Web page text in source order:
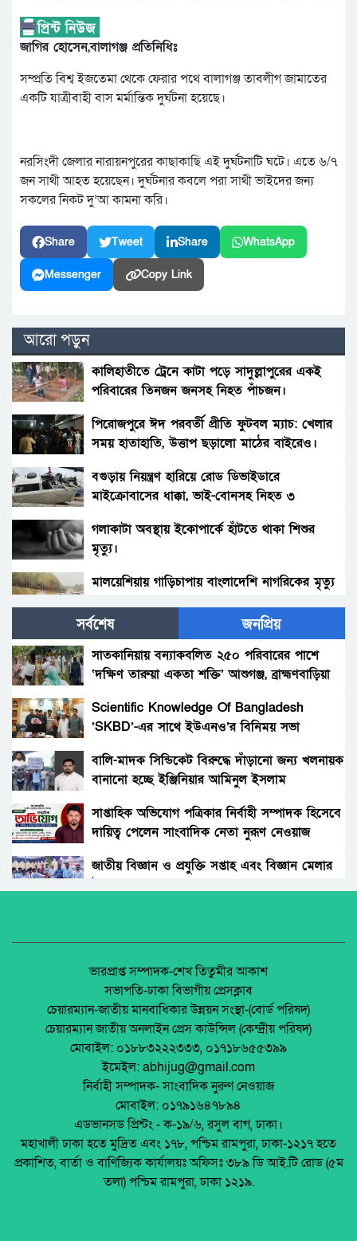
জাগির হোসেন,বালাগঞ্জ প্রতিনিধিঃ
সম্প্রতি বিশ্ব ইজতেমা থেকে ফেরার পথে বালাগঞ্জ তাবলীগ জামাতের
একটি যাত্রীবাহী বাস মর্মান্তিক দুর্ঘটনা হয়েছে।
নরসিংদী জেলার নারায়নপুরের কাছাকাছি এই দুর্ঘটনাটি ঘটে। এতে ৬/৭
জন সাথী আহত হয়েছেন। দুর্ঘটনার কবলে পরা সাথী ভাইদের জন্য
সকলের নিকট দু’আ কামনা করি।
Share Tweet Share WhatsApp
Messenger Copy Link
আরো পড়ুন
কালিহাতীতে ট্রেনে কাটা পড়ে সাদুল্লাপুরের একই
পরিবারের তিনজন জনসহ নিহত পাঁচজন।
পিরোজপুরে ঈদ পরবর্তী প্রীতি ফুটবল ম্যাচ: খেলার
সময় হাতাহাতি, উত্তাপ ছড়ালো মাঠের বাইরেও।
বগুড়ায় নিয়ন্ত্রণ হারিয়ে রোড ডিভাইডারে
মাইক্রোবাসের ধাক্কা, ভাই-বোনসহ নিহত ৩
গলাকাটা অবস্থায় ইকোপার্কে হাঁটতে থাকা শিশুর
মৃত্যু।
মালয়েশিয়ায় গাড়িচাপায় বাংলাদেশি নাগরিকের মৃত্যু
চীনে আতশবাজির দোকানে বিস্ফোরণ, নিহত ১২
সংঘর্ষে নিহত ১,গুরুতর আহত শতাধিক
প্রাণ
ঠাকুরগাঁওয়ে স্কুলশিক্ষার্থীর মরদেহ নিয়ে সড়ক
অবরোধ
কালীগঞ্জে ড্রাম ট্রাকের চাপায় সিএনজির ২ যাত্রী নিহত
আহত ৩
একজনের মৃত্যু।
খিলা বাজারে বাসের সাথে অটোর ধাক্কা এতে
ঘটনাস্থলে একজন মারা যায় এবং অনেক লোক আহত
হয়েছে উদ্ধারের কাজ চলছে
এক ভয়াবহ সড়ক দুর্ঘটনা ঘটেছে যার উদ্ধার কাজ
চলছে।
চট্টগ্রামে বাসচাপায় কলেজ শিক্ষার্থী নিহত।
সর্বশেষ জনপ্রিয়
সাতকানিয়ায় বন্যাকবলিত ২৫০ পরিবারের পাশে
‘দক্ষিণ তারুয়া একতা শক্তি’ আশুগঞ্জ, ব্রাহ্মণবাড়িয়া
Scientific Knowledge Of Bangladesh
‘SKBD’-এর সাথে ইউএনও’র বিনিময় সভা
বালি-মাদক সিন্ডিকেট বিরুদ্ধে দাঁড়ানো জন্য খলনায়ক
বানানো হচ্ছে ইঞ্জিনিয়ার আমিনুল ইসলাম
সাপ্তাহিক অভিযোগ পত্রিকার নির্বাহী সম্পাদক হিসেবে
দায়িত্ব পেলেন সাংবাদিক নেতা নুরূণ নেওয়াজ
জাতীয় বিজ্ঞান ও প্রযুক্তি সপ্তাহ এবং বিজ্ঞান মেলার
জেলা আইন-শৃৃঙ্খলা কমিটির মাসিক সভা অনুষ্ঠিত।
পলাশবাড়ীতে এমইপি গ্রুপের মতবিনিময় সভা
অনুষ্ঠিত।
জুলাই সনদ বাস্তবায়ন নিয়ে প্রশ্ন: রংপুরে ১১ দলের
বিক্ষোভ
মালয়েশিয়ায় ইমিগ্রেশনের অভিযানে বাংলাদেশিসহ
২৪ অবৈধ অভিবাসী আটক
থাইল্যান্ডে রিসোর্ট থেকে ২১ বাংলাদেশি উদ্ধার
ভারপ্রাপ্ত সম্পাদক-শেখ তিতুমীর আকাশ
সভাপতি-ঢাকা বিভাগীয় প্রেসক্লাব
চেয়ারম্যান-জাতীয় মানবাধিকার উন্নয়ন সংস্থা-(বোর্ড পরিষদ)
চেয়ারম্যান জাতীয় অনলাইন প্রেস কাউন্সিল (কেন্দ্রীয় পরিষদ)
মোবাইল: ০১৮৮৩২২২৩৩৩, ০১৭১৮৬৫৫৩৯৯
ইমেইল: abhijug@gmail.com
নির্বাহী সম্পাদক- সাংবাদিক নুরুণ নেওয়াজ
মোবাইল: ০১৭৯১৬৪৭৮৯৪
এডভানসড প্রিন্টং - ক-১৯/৬, রসুল বাগ, ঢাকা।
মহাখালী ঢাকা হতে মুদ্রিত এবং ১৭৮, পশ্চিম রামপুরা, ঢাকা-১২১৭ হতে
প্রকাশিত, বার্তা ও বাণিজ্যিক কার্যালয়ঃ অফিসঃ ৩৮৯ ডি আই.টি রোড (৫ম
তলা) পশ্চিম রামপুরা, ঢাকা ১২১৯.